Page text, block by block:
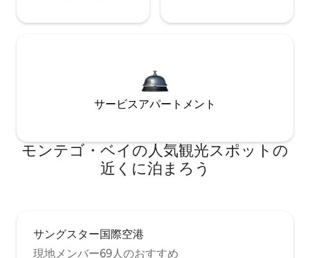
サービスアパートメント
モンテゴ・ベイの人気観光スポットの
近くに泊まろう
サングスター国際空港
現地メンバー69人のおすすめ